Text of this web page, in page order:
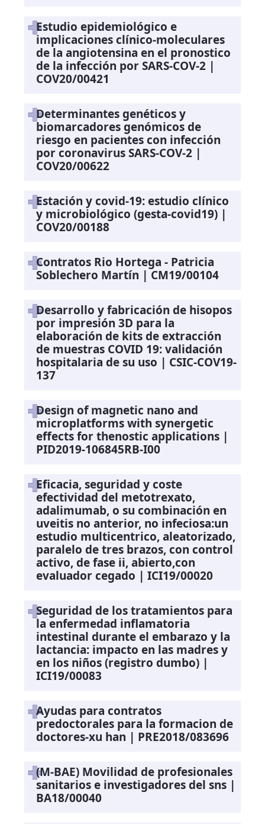
Estudio epidemiológico e
implicaciones clínico-moleculares
de la angiotensina en el pronostico
de la infección por SARS-COV-2 |
COV20/00421
Determinantes genéticos y
biomarcadores genómicos de
riesgo en pacientes con infección
por coronavirus SARS-COV-2 |
COV20/00622
Estación y covid-19: estudio clínico
y microbiológico (gesta-covid19) |
COV20/00188
Contratos Rio Hortega - Patricia
Soblechero Martín | CM19/00104
Desarrollo y fabricación de hisopos
por impresión 3D para la
elaboración de kits de extracción
de muestras COVID 19: validación
hospitalaria de su uso | CSIC-COV19-
137
Design of magnetic nano and
microplatforms with synergetic
effects for thenostic applications |
PID2019-106845RB-I00
Eficacia, seguridad y coste
efectividad del metotrexato,
adalimumab, o su combinación en
uveitis no anterior, no infeciosa:un
estudio multicentrico, aleatorizado,
paralelo de tres brazos, con control
activo, de fase ii, abierto,con
evaluador cegado | ICI19/00020
Seguridad de los tratamientos para
la enfermedad inflamatoria
intestinal durante el embarazo y la
lactancia: impacto en las madres y
en los niños (registro dumbo) |
ICI19/00083
Ayudas para contratos
predoctorales para la formacion de
doctores-xu han | PRE2018/083696
(M-BAE) Movilidad de profesionales
sanitarios e investigadores del sns |
BA18/00040